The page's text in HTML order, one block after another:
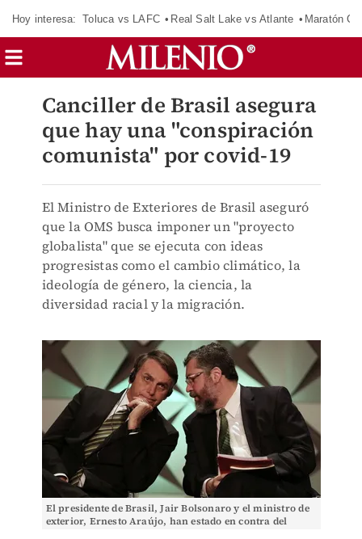
Hoy interesa: Toluca vs LAFC Real Salt Lake vs Atlante Maratón
Canciller de Brasil asegura
que hay una "conspiración
comunista" por covid-19
El Ministro de Exteriores de Brasil aseguró
que la OMS busca imponer un "proyecto
globalista" que se ejecuta con ideas
progresistas como el cambio climático, la
ideología de género, la ciencia, la
diversidad racial y la migración.
El presidente de Brasil, Jair Bolsonaro y el ministro de
exterior, Ernesto Araújo, han estado en contra del